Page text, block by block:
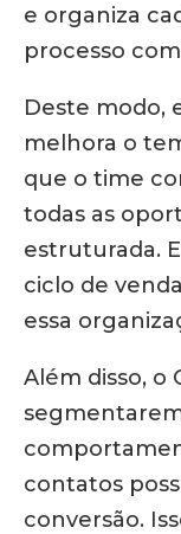
e organiza
processo
Deste modo,
melhora o
que o time
todas as
estruturada.
ciclo de
essa
Além disso, o
contatos
conversão.